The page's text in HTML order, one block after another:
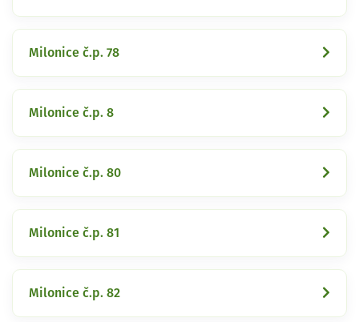
Milonice č.p. 78
Milonice č.p. 8
Milonice č.p. 80
Milonice č.p. 81
Milonice č.p. 82